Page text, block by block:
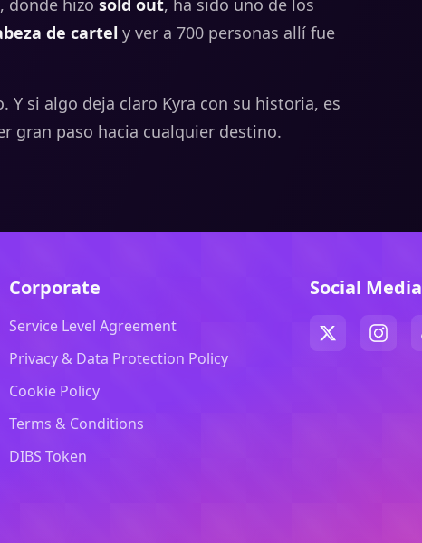
, donde hizo sold out, ha sido uno de los
de cartel y ver a 700 personas allí fue
Y si algo deja claro Kyra con su historia, es
gran paso hacia cualquier destino.
Corporate
Service Level Agreement
Privacy & Data Protection Policy
Cookie Policy
Terms & Conditions
DIBS Token
Social Media